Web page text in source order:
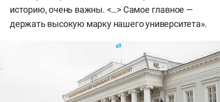
историю, очень важны. <…> Самое главное —
держать высокую марку нашего университета».